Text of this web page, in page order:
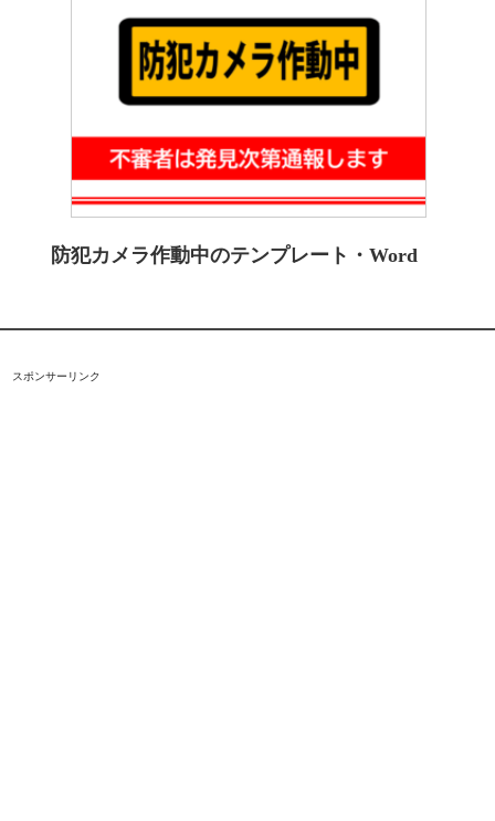
防犯カメラ作動中のテンプレート・Word
スポンサーリンク